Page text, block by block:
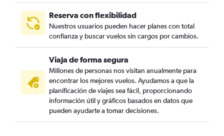
Reserva con flexibilidad
Nuestros usuarios pueden hacer planes con total
confianza y buscar vuelos sin cargos por cambios.
Viaja de forma segura
Millones de personas nos visitan anualmente para
encontrar los mejores vuelos. Ayudamos a que la
planificación de viajes sea fácil, proporcionando
información útil y gráficos basados en datos que
pueden ayudarte a tomar decisiones.